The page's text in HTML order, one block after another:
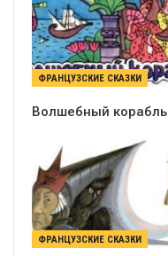
ФРАНЦУЗСКИЕ СКАЗКИ
Волшебный корабль
ФРАНЦУЗСКИЕ СКАЗКИ